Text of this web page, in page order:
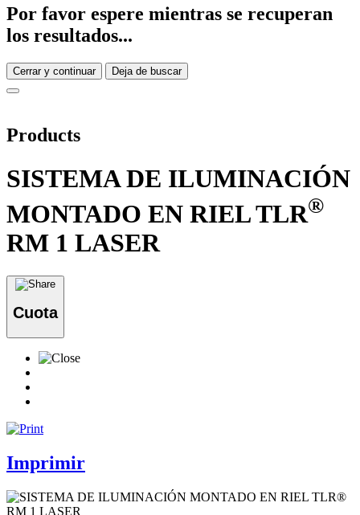
Por favor espere mientras se recuperan
los resultados...
Cerrar y continuar Deja de buscar
Products
SISTEMA DE ILUMINACIÓN
MONTADO EN RIEL TLR®
RM 1 LASER
Cuota
Imprimir